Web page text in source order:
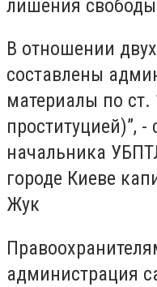
лишения
В отношении
составлены
материалы по
проституцией)”,
начальника
городе Киеве
Жук
администрация